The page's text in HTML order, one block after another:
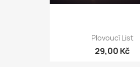
Plovoucí List
29,00 Kč